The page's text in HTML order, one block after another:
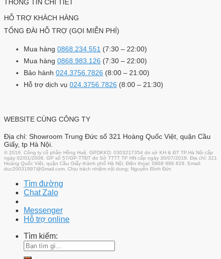
THÔNG TIN CHI TIẾT
HỖ TRỢ KHÁCH HÀNG
TỔNG ĐÀI HỖ TRỢ (GỌI MIỄN PHÍ)
Mua hàng 0868.234.551 (7:30 – 22:00)
Mua hàng 0868.983.126 (7:30 – 22:00)
Bảo hành 024.3756.7826 (8:00 – 21:00)
Hỗ trợ dịch vụ 024.3756.7826 (8:00 – 21:30)
WEBSITE CÙNG CÔNG TY
Địa chỉ: Showroom Trung Đức số 321 Hoàng Quốc Việt, quận Cầu
Giấy, tp Hà Nội.
© 2016. Công ty cổ phần Hồng Huệ. GPDKKD: 0303217354 do sở KH & ĐT TP.Hà Nội cấp
ngày 02/01/2008. GP số 57/GP-TTĐT do Sở TTTT TP HN cấp ngày 30/07/2018. Địa chỉ: 321
Hoàng Quốc Việt, quận Cầu Giấy thành phố Hà Nội. Điện thoại: 0868 986 829. Email:
duc20031997@Gmail.com. Chịu trách nhiệm nội dung: Nguyễn Đình Đức
Tìm đường
Chat Zalo
Messenger
Hỗ trợ online
Tìm kiếm: